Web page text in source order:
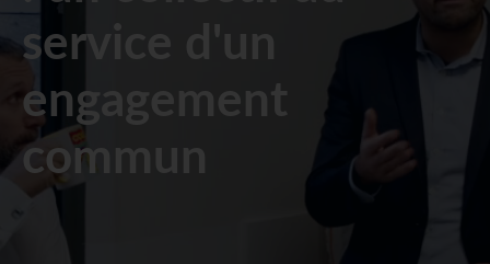
service d'un
engagement
commun